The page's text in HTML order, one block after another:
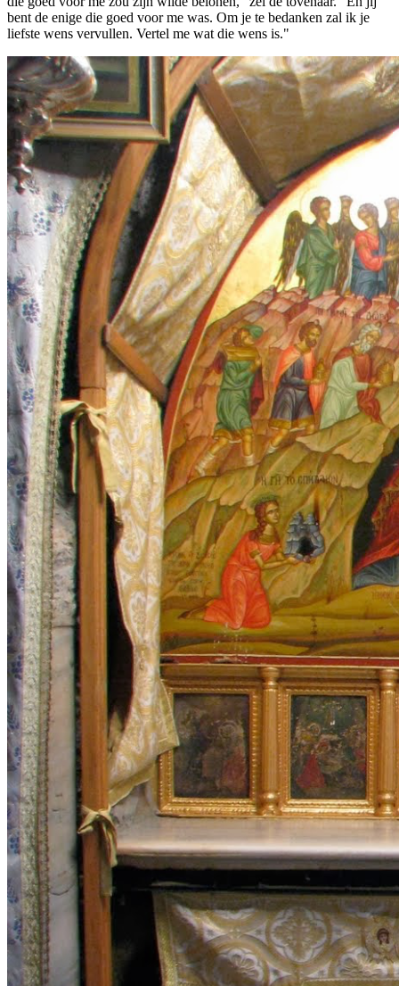
bent de enige die goed voor me was. Om je te bedanken zal ik je
liefste wens vervullen. Vertel me wat die wens is."